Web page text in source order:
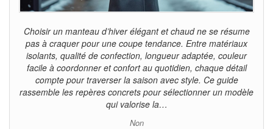
Choisir un manteau d’hiver élégant et chaud ne se résume
pas à craquer pour une coupe tendance. Entre matériaux
isolants, qualité de confection, longueur adaptée, couleur
facile à coordonner et confort au quotidien, chaque détail
compte pour traverser la saison avec style. Ce guide
rassemble les repères concrets pour sélectionner un modèle
qui valorise la…
Non